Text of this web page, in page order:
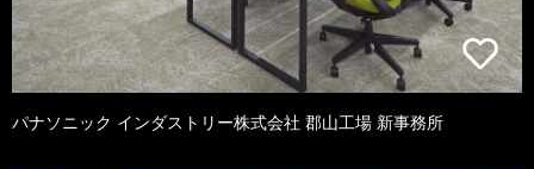
パナソニック インダストリー株式会社 郡山工場 新事務所